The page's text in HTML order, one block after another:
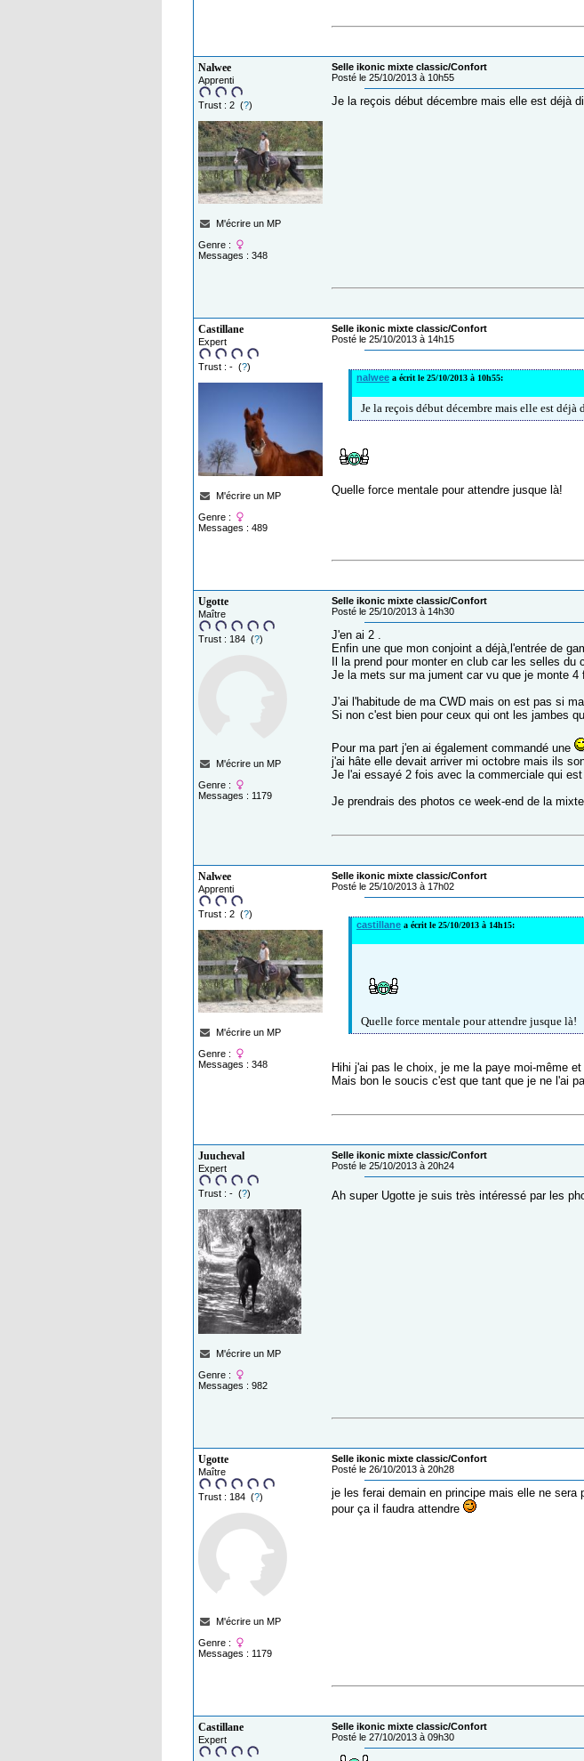
Nalwee
Apprenti
Trust : 2 (?)
M'écrire un MP
Genre :
Messages : 348
Selle ikonic mixte classic/Confort
Posté le 25/10/2013 à 10h55
Je la reçois début décembre mais elle est déjà
Castillane
Expert
Trust : - (?)
M'écrire un MP
Genre :
Messages : 489
Selle ikonic mixte classic/Confort
Posté le 25/10/2013 à 14h15
nalwee a écrit le 25/10/2013 à 10h55:
Je la reçois début décembre mais elle est déjà
Quelle force mentale pour attendre jusque là!
Ugotte
Maître
Trust : 184 (?)
M'écrire un MP
Genre :
Messages : 1179
Selle ikonic mixte classic/Confort
Posté le 25/10/2013 à 14h30
J'en ai 2 .
Enfin une que mon conjoint a déjà,l'entrée de
Il la prend pour monter en club car les selles
Je la mets sur ma jument car vu que je monte
J'ai l'habitude de ma CWD mais on est pas si
Si non c'est bien pour ceux qui ont les jambes
Pour ma part j'en ai également commandé une
j'ai hâte elle devait arriver mi octobre mais ils
Je l'ai essayé 2 fois avec la commerciale qui
Je prendrais des photos ce week-end de la mixte
Nalwee
Apprenti
Trust : 2 (?)
M'écrire un MP
Genre :
Messages : 348
Selle ikonic mixte classic/Confort
Posté le 25/10/2013 à 17h02
castillane a écrit le 25/10/2013 à 14h15:
Quelle force mentale pour attendre jusque là!
Hihi j'ai pas le choix, je me la paye moi-même
Mais bon le soucis c'est que tant que je ne l'ai
Juucheval
Expert
Trust : - (?)
M'écrire un MP
Genre :
Messages : 982
Selle ikonic mixte classic/Confort
Posté le 25/10/2013 à 20h24
Ah super Ugotte je suis très intéressé par les
Ugotte
Maître
Trust : 184 (?)
M'écrire un MP
Genre :
Messages : 1179
Selle ikonic mixte classic/Confort
Posté le 26/10/2013 à 20h28
je les ferai demain en principe mais elle ne sera
pour ça il faudra attendre
Castillane
Expert
Selle ikonic mixte classic/Confort
Posté le 27/10/2013 à 09h30